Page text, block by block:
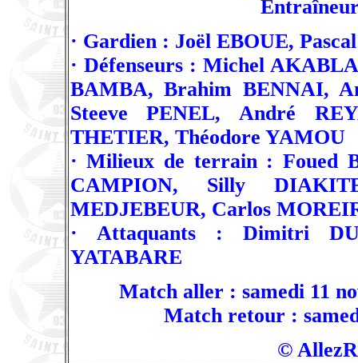
· Gardien : Joël EBOUE,
· Défenseurs : Michel
BAMBA, Brahim BENNAI,
Steeve PENEL, André
THETIER, Théodore YAMOU
· Milieux de terrain : Foued
CAMPION, Silly
MEDJEBEUR, Carlos
· Attaquants : Dimitri
YATABARE
Match aller : samedi 11
Match retour :
©